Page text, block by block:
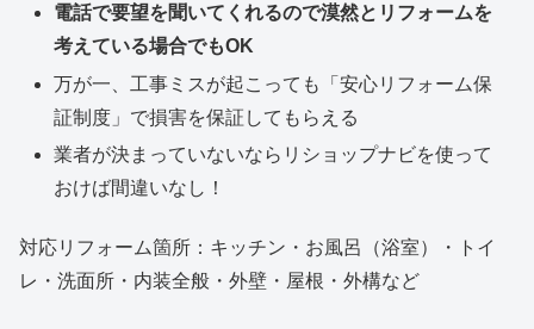
電話で要望を聞いてくれるので漠然とリフォームを
考えている場合でもOK
万が一、工事ミスが起こっても「安心リフォーム保
証制度」で損害を保証してもらえる
業者が決まっていないならリショップナビを使って
おけば間違いなし！
対応リフォーム箇所：キッチン・お風呂（浴室）・トイ
レ・洗面所・内装全般・外壁・屋根・外構など